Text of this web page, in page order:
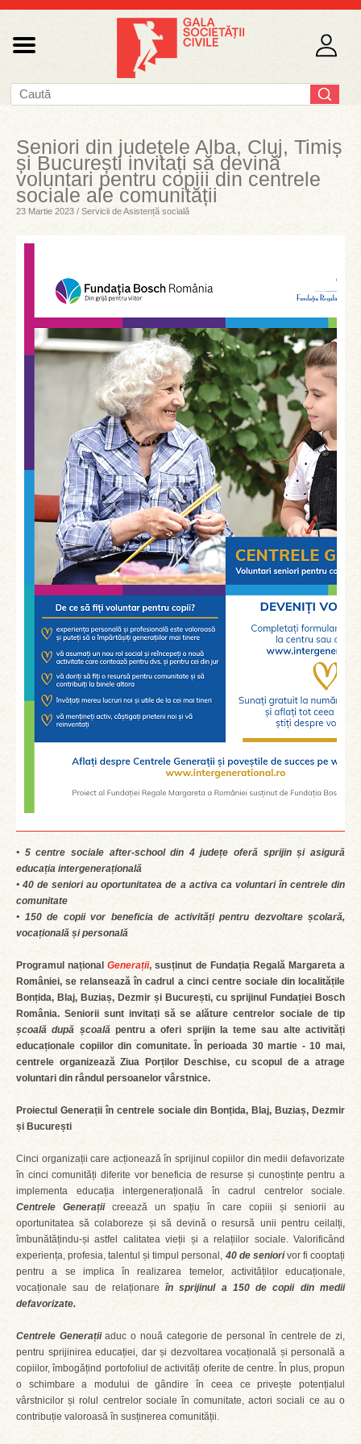
Seniori din județele Alba, Cluj, Timiș
și București invitați să devină
voluntari pentru copiii din centrele
sociale ale comunității
23 Martie 2023 / Servicii de Asistență socială
• 5 centre sociale after-school din 4 județe oferă sprijin și asigură
educația intergenerațională
• 40 de seniori au oportunitatea de a activa ca voluntari în centrele din
comunitate
• 150 de copii vor beneficia de activități pentru dezvoltare școlară,
vocațională și personală
Programul naționalGenerații, susținut de Fundația Regală Margareta a
României, se relansează în cadrul a cinci centre sociale din localitățile
Bonțida, Blaj, Buziaș, Dezmir și București, cu sprijinul Fundației Bosch
România. Seniorii sunt invitați să se alăture centrelor sociale de tip
școală după școalăpentru a oferi sprijin la teme sau alte activități
educaționale copiilor din comunitate. În perioada 30 martie - 10 mai,
centrele organizează Ziua Porților Deschise, cu scopul de a atrage
voluntari din rândul persoanelor vârstnice.
Proiectul Generații în centrele sociale din Bonțida, Blaj, Buziaș, Dezmir
și București
Cinci organizații care acționează în sprijinul copiilor din medii defavorizate
în cinci comunități diferite vor beneficia de resurse și cunoștințe pentru a
implementa educația intergenerațională în cadrul centrelor sociale.
Centrele Generațiicreează un spațiu în care copiii și seniorii au
oportunitatea să colaboreze și să devină o resursă unii pentru ceilalți,
îmbunătățindu-și astfel calitatea vieții și a relațiilor sociale. Valorificând
experiența, profesia, talentul și timpul personal, 40 de seniorivor fi cooptați
pentru a se implica în realizarea temelor, activităților educaționale,
vocaționale sau de relaționare în sprijinul a 150 de copii din medii
defavorizate.
Centrele Generațiiaduc o nouă categorie de personal în centrele de zi,
pentru sprijinirea educației, dar și dezvoltarea vocațională și personală a
copiilor, îmbogățind portofoliul de activități oferite de centre. În plus, propun
o schimbare a modului de gândire în ceea ce privește potențialul
vârstnicilor și rolul centrelor sociale în comunitate, actori sociali ce au o
contribuție valoroasă în susținerea comunității.